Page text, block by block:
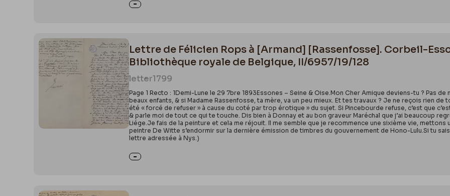
Lettre de Félicien Rops à [Armand] [Rassenfosse]. Corbeil-
Bibliothèque royale de Belgique, II/6957/19/128
letter1799
Page 1 Recto : 1Demi-Lune le 29 7bre 1893Essones – Seine & Oise.Mon Cher Amique deviens-tu ? Pas
beaux enfants, & si Madame Rassenfosse, ta mère, va un peu mieux. Et tes travaux ? Je ne reçois rien de
été « forcé de refuser » à cause du coté par trop érotique » du sujet. Si Pincebourde refuse, c’est que
& parle moi de tout ce qui te touche. Dis bien à Donnay et au bon graveur Maréchal que j’ai beaucoup
Liége.Je fais de la peinture et cela me réjouit. Il me semble que je recommence une sixième vie,
peintre De Witte s’endormir sur la dernière émission de timbres du gouvernement de Hono-Lulu.Si tu
lettre adressée à Nys.)